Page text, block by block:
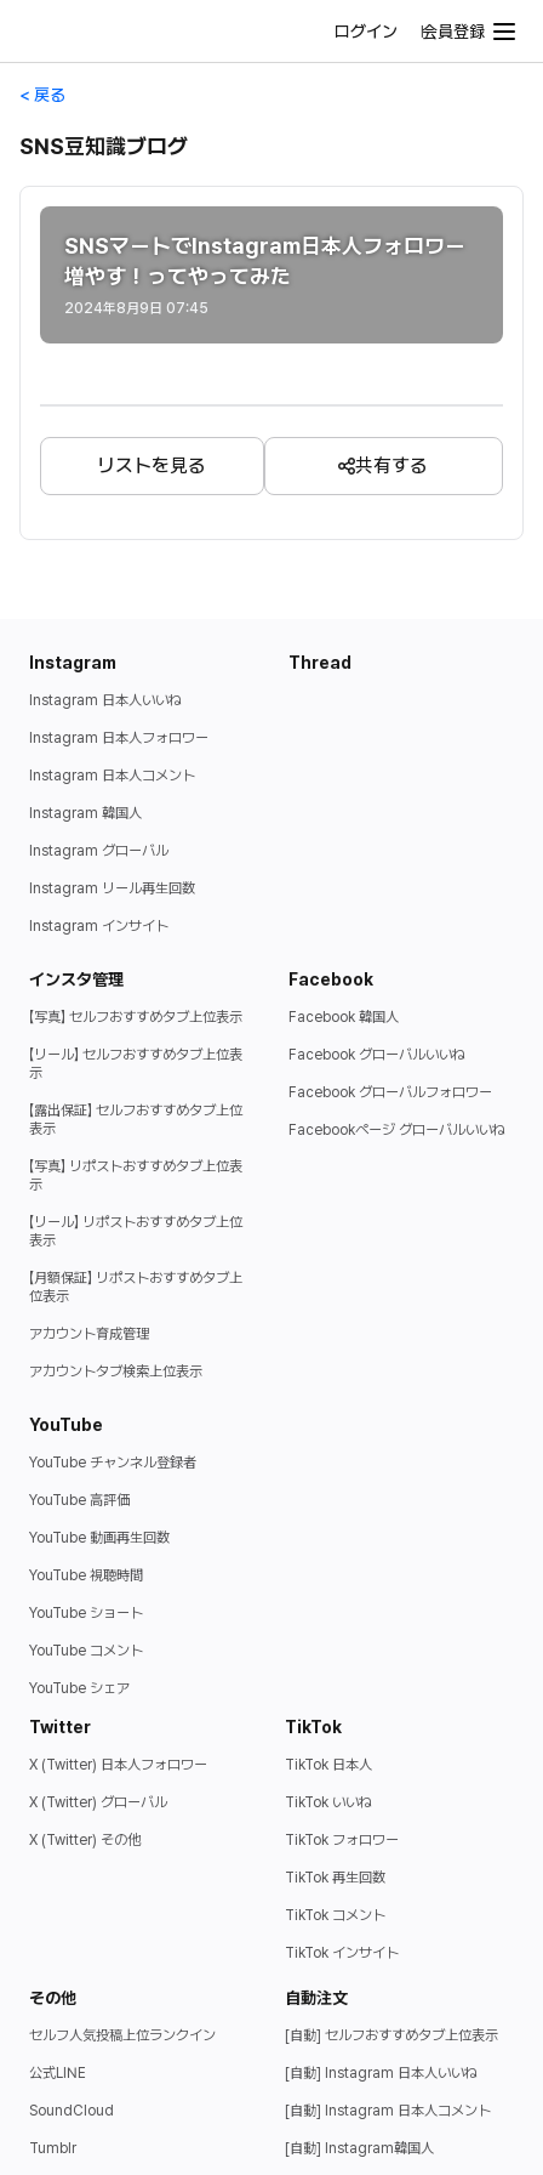
ログイン 会員登録
< 戻る
SNS豆知識ブログ
SNSマートでInstagram日本人フォロワー
増やす！ってやってみた
2024年8月9日 07:45
リストを見る 共有する
Instagram
Instagram 日本人いいね
Instagram 日本人フォロワー
Instagram 日本人コメント
Instagram 韓国人
Instagram グローバル
Instagram リール再生回数
Instagram インサイト
Thread
インスタ管理
【写真】 セルフおすすめタブ上位表示ㅤ
【リール】 セルフおすすめタブ上位表
示ㅤ
【露出保証】 セルフおすすめタブ上位
表示ㅤ
【写真】 リポストおすすめタブ上位表
示ㅤ
【リール】 リポストおすすめタブ上位
表示ㅤ
【月額保証】 リポストおすすめタブ上
位表示ㅤ
アカウント育成管理ㅤ
アカウントタブ検索上位表示ㅤ
Facebook
Facebook 韓国人
Facebook グローバルいいね
Facebook グローバルフォロワー
Facebookページ グローバルいいね
YouTube
YouTube チャンネル登録者
YouTube 高評価
YouTube 動画再生回数
YouTube 視聴時間
YouTube ショート
YouTube コメント
YouTube シェア
Twitter
X (Twitter) 日本人フォロワー
X (Twitter) グローバル
X (Twitter) その他
TikTok
TikTok 日本人
TikTok いいね
TikTok フォロワー
TikTok 再生回数
TikTok コメント
TikTok インサイト
その他
セルフ人気投稿上位ランクイン
公式LINE
SoundCloud
Tumblr
自動注文
[自動] セルフおすすめタブ上位表示
[自動] Instagram 日本人いいね
[自動] Instagram 日本人コメント
[自動] Instagram韓国人